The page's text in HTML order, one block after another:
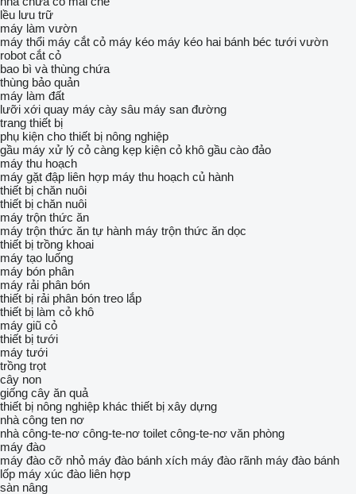
lều lưu trữ
máy làm vườn
máy thổi máy cắt cỏ máy kéo máy kéo hai bánh béc tưới vườn
robot cắt cỏ
bao bì và thùng chứa
thùng bảo quản
máy làm đất
lưỡi xới quay máy cày sâu máy san đường
trang thiết bị
phụ kiện cho thiết bị nông nghiệp
gầu máy xử lý cỏ càng kẹp kiện cỏ khô gầu cào đảo
máy thu hoạch
máy gặt đập liên hợp máy thu hoạch củ hành
thiết bị chăn nuôi
thiết bị chăn nuôi
máy trộn thức ăn
máy trộn thức ăn tự hành máy trộn thức ăn dọc
thiết bị trồng khoai
máy tạo luống
máy bón phân
máy rải phân bón
thiết bị rải phân bón treo lắp
thiết bị làm cỏ khô
máy giũ cỏ
thiết bị tưới
máy tưới
trồng trọt
cây non
giống cây ăn quả
thiết bị nông nghiệp khác thiết bị xây dựng
nhà công ten nơ
nhà công-te-nơ công-te-nơ toilet công-te-nơ văn phòng
máy đào
máy đào cỡ nhỏ máy đào bánh xích máy đào rãnh máy đào bánh
lốp máy xúc đào liên hợp
sàn nâng